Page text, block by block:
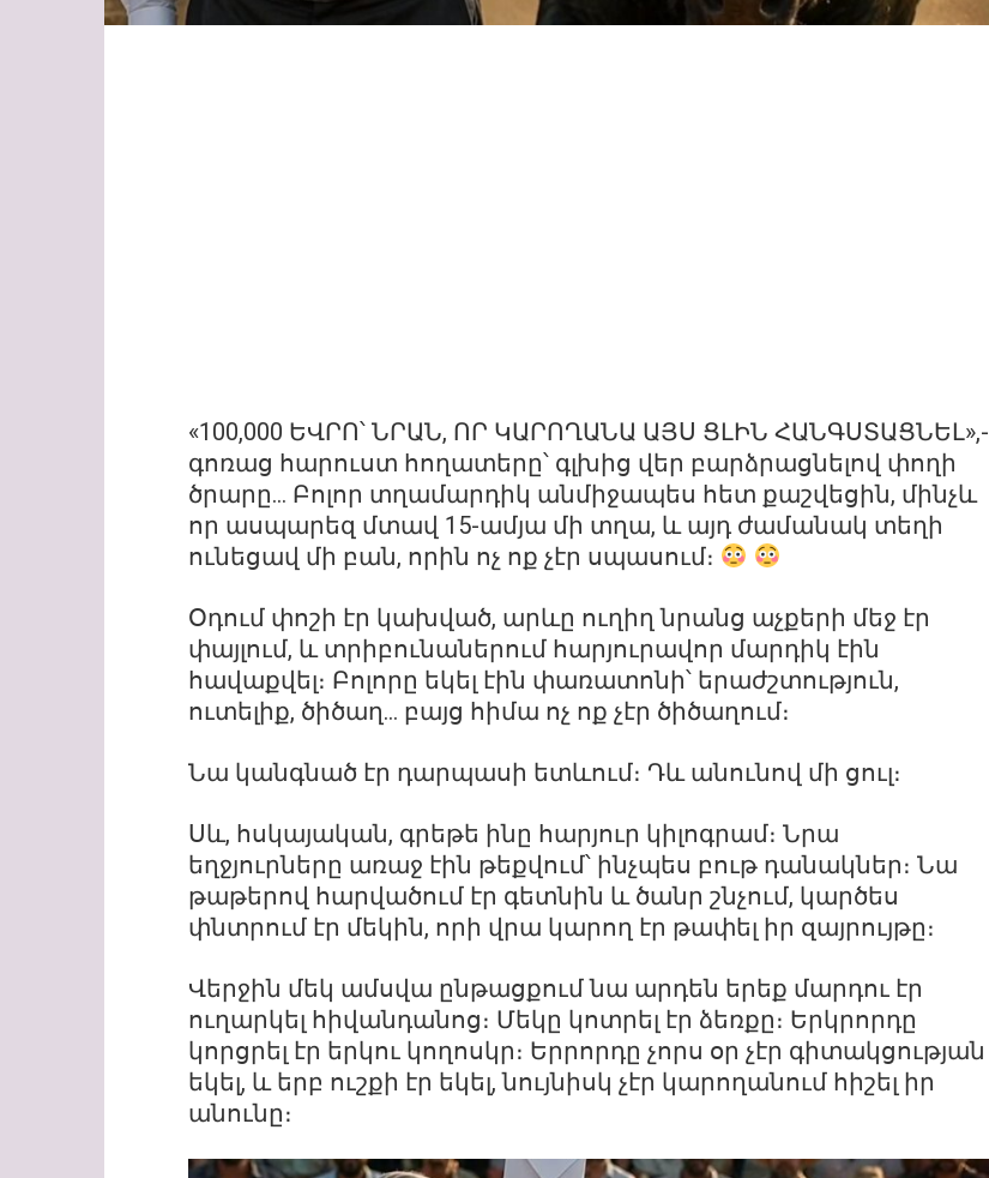
«100,000 ԵՎՐՈ՝ ՆՐԱՆ, ՈՐ ԿԱՐՈՂԱՆԱ ԱՅՍ ՑԼԻՆ ՀԱՆԳՍՏԱՑՆԵԼ»,-
գոռաց հարուստ հողատերը՝ գլխից վեր բարձրացնելով փողի
ծրարը… Բոլոր տղամարդիկ անմիջապես հետ քաշվեցին, մինչև
որ ասպարեզ մտավ 15-ամյա մի տղա, և այդ ժամանակ տեղի
ունեցավ մի բան, որին ոչ ոք չէր սպասում։
Օդում փոշի էր կախված, արևը ուղիղ նրանց աչքերի մեջ էր
փայլում, և տրիբունաներում հարյուրավոր մարդիկ էին
հավաքվել։ Բոլորը եկել էին փառատոնի՝ երաժշտություն,
ուտելիք, ծիծաղ… բայց հիմա ոչ ոք չէր ծիծաղում։
Նա կանգնած էր դարպասի ետևում։ Դև անունով մի ցուլ։
Սև, հսկայական, գրեթե ինը հարյուր կիլոգրամ։ Նրա
եղջյուրները առաջ էին թեքվում՝ ինչպես բութ դանակներ։ Նա
թաթերով հարվածում էր գետնին և ծանր շնչում, կարծես
փնտրում էր մեկին, որի վրա կարող էր թափել իր զայրույթը։
Վերջին մեկ ամսվա ընթացքում նա արդեն երեք մարդու էր
ուղարկել հիվանդանոց։ Մեկը կոտրել էր ձեռքը։ Երկրորդը
կորցրել էր երկու կողոսկր։ Երրորդը չորս օր չէր գիտակցության
եկել, և երբ ուշքի էր եկել, նույնիսկ չէր կարողանում հիշել իր
անունը։